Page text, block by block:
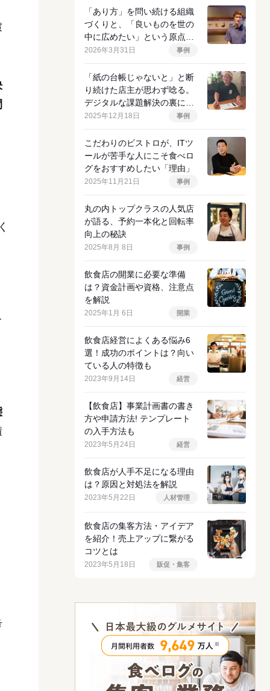
「あり方」を問い続ける組織
づくりと、「良いものを世の
中に広めたい」という原点
【APODカンパニー：インタ
2026年3月31日 事例
「紙の台帳じゃないと」と断
り続けた店主が思わず唸る。
デジタルな課題解決の裏にあ
るアナログな物語
2025年12月18日 事例
こだわりのビストロが、ITツ
ールが苦手な人にこそ食べロ
グをおすすめしたい「理由」
2025年11月21日 事例
丸の内トップクラスの人気店
が語る、予約一本化と回転率
向上の秘訣
2025年8月 8日 事例
飲食店の開業に必要な準備
は？資金計画や資格、注意点
を解説
2025年1月 6日 開業
飲食店経営によくある悩み6
選！成功のポイントは？向い
ている人の特徴も
2023年9月14日 経営
【飲食店】事業計画書の書き
方や申請方法! テンプレート
の入手方法も
2023年5月24日 経営
飲食店が人手不足になる理由
は？原因と対処法を解説
2023年5月22日 人材管理
飲食店の集客方法・アイデア
を紹介！売上アップに繋がる
コツとは
2023年5月18日 販促・集客